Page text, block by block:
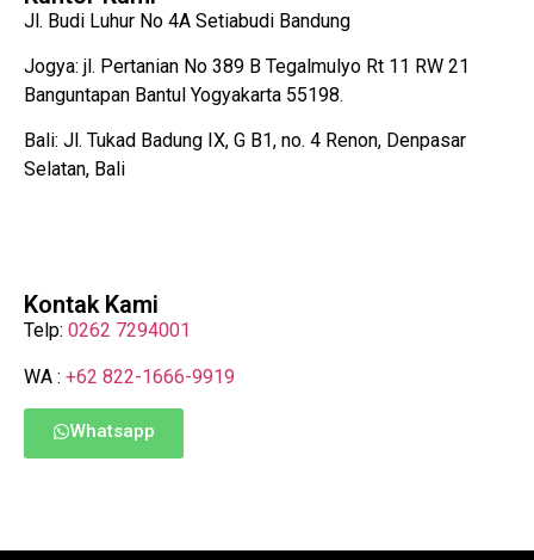
Jl. Budi Luhur No 4A Setiabudi Bandung
Jogya: jl. Pertanian No 389 B Tegalmulyo Rt 11 RW 21
Banguntapan Bantul Yogyakarta 55198.
Bali: Jl. Tukad Badung IX, G B1, no. 4 Renon, Denpasar
Selatan, Bali
Kontak Kami
Telp: 0262 7294001
WA : +62 822-1666-9919
Whatsapp